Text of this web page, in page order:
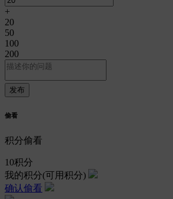
+
20
50
100
200
偷看
积分偷看
10积分
我的积分(可用积分)
确认偷看